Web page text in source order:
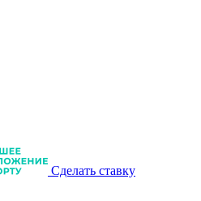
Сделать ставку